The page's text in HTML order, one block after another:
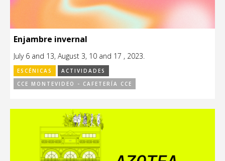
Enjambre invernal
July 6 and 13, August 3, 10 and 17 , 2023.
ESCÉNICAS
ACTIVIDADES
CCE MONTEVIDEO - CAFETERÍA CCE